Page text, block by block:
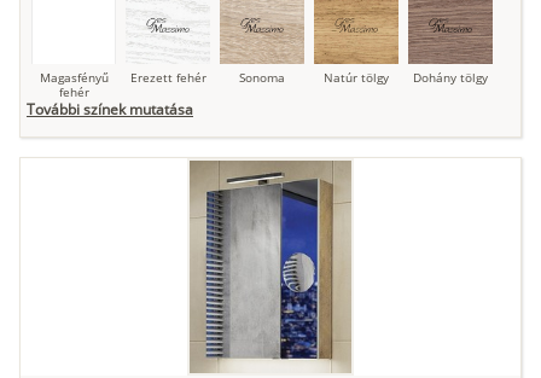
Magasfényű
fehér
Erezett fehér Sonoma Natúr tölgy Dohány tölgy
Loft beton
Nádzöld
További színek mutatása